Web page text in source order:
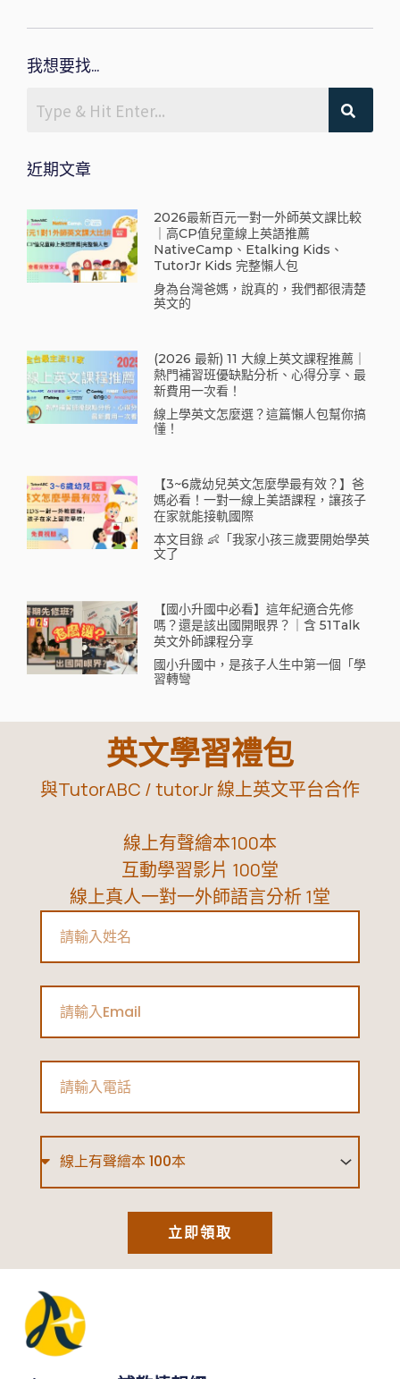
我想要找...
近期文章
2026最新百元一對一外師英文課比較
｜高CP值兒童線上英語推薦
NativeCamp、Etalking Kids、
TutorJr Kids 完整懶人包
身為台灣爸媽，說真的，我們都很清楚
英文的
(2026 最新) 11 大線上英文課程推薦｜
熱門補習班優缺點分析、心得分享、最
新費用一次看！
線上學英文怎麼選？這篇懶人包幫你搞
懂！
【3~6歲幼兒英文怎麼學最有效？】爸
媽必看！一對一線上美語課程，讓孩子
在家就能接軌國際
本文目錄 👶「我家小孩三歲要開始學英
文了
【國小升國中必看】這年紀適合先修
嗎？還是該出國開眼界？｜含 51Talk
英文外師課程分享
國小升國中，是孩子人生中第一個「學
習轉彎
英文學習禮包
與TutorABC / tutorJr 線上英文平台合作
線上有聲繪本100本
互動學習影片 100堂
線上真人一對一外師語言分析 1堂
立即領取